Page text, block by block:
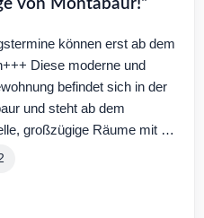
von Montabaur!“
können erst ab dem
Diese moderne und
befindet sich in der
und steht ab dem
großzügige Räume mit …